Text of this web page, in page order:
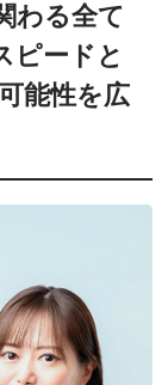
わる全て
ピードと
能性を広